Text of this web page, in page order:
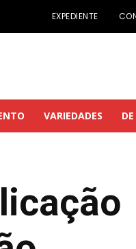
EXPEDIENTE
VARIEDADES